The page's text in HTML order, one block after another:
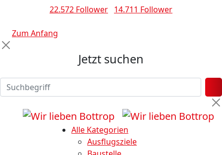
22.572 Follower 14.711 Follower
Zum Anfang
Jetzt suchen
Alle Kategorien
Ausflugsziele